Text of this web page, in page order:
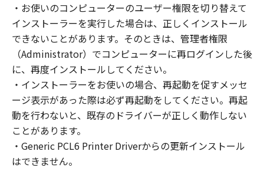
2. RESTRICTIONS
You shall not use the SOFTWARE except as
expressly granted or permitted herein, and
shall not assign, sublicense, sell, rent, lease,
loan, convey or transfer to any third party the
SOFTWARE. You shall not alter, translate or
convert to another programming language,
modify, disassemble, decompile or otherwise
reverse engineer the SOFTWARE and you shall
not have any third party to do so.
3. COPYRIGHT NOTICE
・お使いのコンピューターのユーザー権限を切り替えて
インストーラーを実行した場合は、正しくインストール
できないことがあります。そのときは、管理者権限
（Administrator）でコンピューターに再ログインした後
に、再度インストールしてください。
・インストーラーをお使いの場合、再起動を促すメッセ
ージ表示があった際は必ず再起動をしてください。再起
動を行わないと、既存のドライバーが正しく動作しない
ことがあります。
・Generic PCL6 Printer Driverからの更新インストール
はできません。